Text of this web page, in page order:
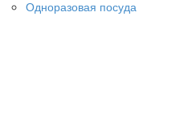
Одноразовая посуда